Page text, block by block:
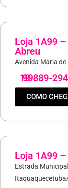
Loja 1A99
Abreu
Avenida Maria
19
99889-
COMO
Loja 1A99
Estrada